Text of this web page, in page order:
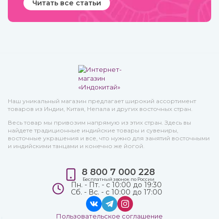
Читать все статьи
Наш уникальный магазин предлагает широкий ассортимент
товаров из Индии, Китая, Непала и других восточных стран.
Весь товар мы привозим напрямую из этих стран. Здесь вы
найдете традиционные индийские товары и сувениры,
восточные украшения и все, что нужно для занятий восточными
и индийскими танцами и конечно же йогой.
8 800 7 000 228
Бесплатный звонок по России
Пн. - Пт. - с 10:00 до 19:30
Сб. - Вс. - с 10:00 до 17:00
Пользовательское соглашение